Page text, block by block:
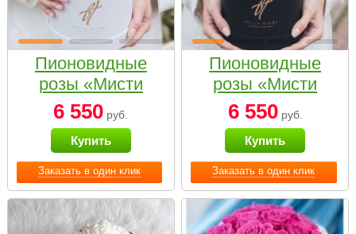
Заказать в один клик
Пионовидные
розы «Мисти
бабблс» в белой
коробке Small
6 550 руб.
Купить
Заказать в один клик
Пионовидные
розы «Мисти
бабблс» в
черной коробке
Small
6 550руб.
Купить